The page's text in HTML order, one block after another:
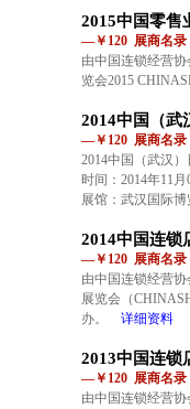
2015中国零售
—￥120 展商名录
由中国连锁经营
览会2015
2014中国（武
—￥120 展商名录
2014中国（武汉
时间：2014年11
展馆：武汉国际博
2014中国连锁
—￥120 展商名录
由中国连锁经营
展览会（
办。
详细资料
2013中国连锁
—￥120 展商名录
由中国连锁经营